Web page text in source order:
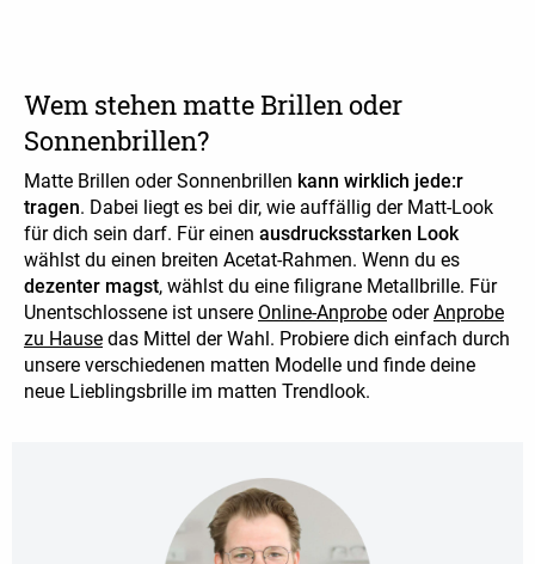
Wem stehen matte Brillen oder
Sonnenbrillen?
Matte Brillen oder Sonnenbrillen kann wirklich jede:r
tragen. Dabei liegt es bei dir, wie auffällig der Matt-Look
für dich sein darf. Für einen ausdrucksstarken Look
wählst du einen breiten Acetat-Rahmen. Wenn du es
dezenter magst, wählst du eine filigrane Metallbrille. Für
Unentschlossene ist unsere Online-Anprobe oderAnprobe
zu Hause das Mittel der Wahl. Probiere dich einfach durch
unsere verschiedenen matten Modelle und finde deine
neue Lieblingsbrille im matten Trendlook.